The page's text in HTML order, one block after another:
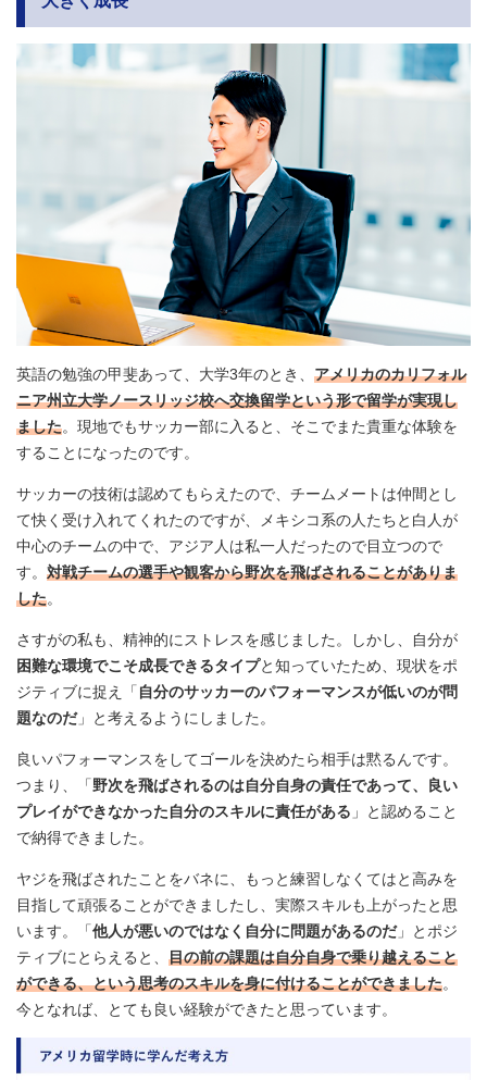
英語の勉強の甲斐あって、大学3年のとき、 アメリカのカリフォル
ニア州立大学ノースリッジ校へ交換留学という形で留学が実現し
ました。現地でもサッカー部に入ると、そこでまた貴重な体験を
することになったのです。
サッカーの技術は認めてもらえたので、チームメートは仲間とし
て快く受け入れてくれたのですが、メキシコ系の人たちと白人が
中心のチームの中で、アジア人は私一人だったので目立つので
す。 対戦チームの選手や観客から野次を飛ばされることがありま
した。
さすがの私も、精神的にストレスを感じました。しかし、自分が
困難な環境でこそ成長できるタイプと知っていたため、現状をポ
ジティブに捉え「 自分のサッカーのパフォーマンスが低いのが問
題なのだ」と考えるようにしました。
良いパフォーマンスをしてゴールを決めたら相手は黙るんです。
つまり、「野次を飛ばされるのは自分自身の責任であって、良い
プレイができなかった自分のスキルに責任がある 」と認めること
で納得できました。
ヤジを飛ばされたことをバネに、もっと練習しなくてはと高みを
目指して頑張ることができましたし、実際スキルも上がったと思
います。「他人が悪いのではなく自分に問題があるのだ」とポジ
ティブにとらえると、 目の前の課題は自分自身で乗り越えること
ができる、という思考のスキルを身に付けることができました。
今となれば、とても良い経験ができたと思っています。